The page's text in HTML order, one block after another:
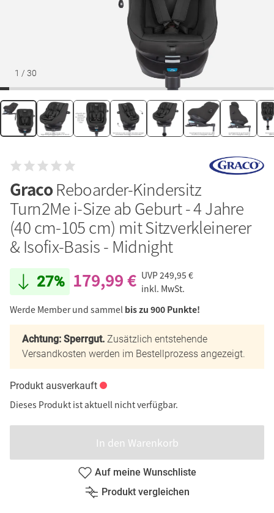
1 / 30
GracoReboarder-Kindersitz
Turn2Me i-Size ab Geburt - 4 Jahre
(40 cm-105 cm) mit Sitzverkleinerer
& Isofix-Basis - Midnight
27% 179,99 € UVP249,95 €
inkl. MwSt.
Werde Member und sammel bis zu 900 Punkte!
Achtung: Sperrgut. Zusätzlich entstehende
Versandkosten werden im Bestellprozess angezeigt.
Produkt ausverkauft
Dieses Produkt ist aktuell nicht verfügbar.
In den Warenkorb
Auf meine Wunschliste
Produkt vergleichen